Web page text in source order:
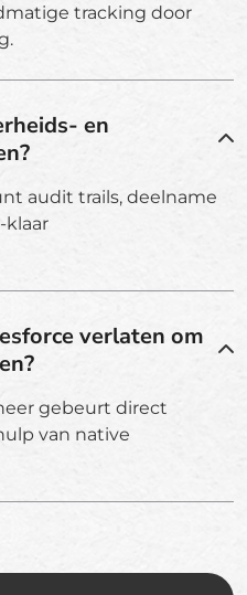
tracking door
en
audit trails, deelname
klaar
verlaten om
gebeurt direct
van native